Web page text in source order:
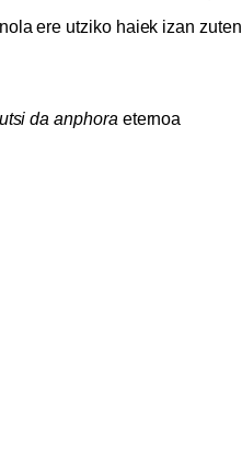
ere utziko haiek izan zuten
da anphora eternoa